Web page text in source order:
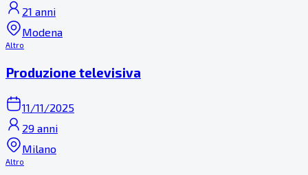
21 anni
Modena
Altro
Produzione televisiva
11/11/2025
29 anni
Milano
Altro